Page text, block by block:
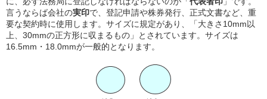
言うならば会社の実印で、登記申請や株券発行、正式文書など、重
要な契約時に使用します。サイズに規定があり、「大きさ10mm以
上、30mmの正方形に収まるもの」とされています。サイズは
16.5mm・18.0mmが一般的となります。